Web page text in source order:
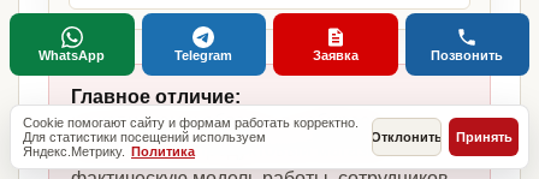
Главное отличие:
не копируем шаблоны, а собираем
комплект под продуктовый магазин,
Cookie помогают сайту и формам работать корректно.
Для статистики посещений используем
Яндекс.Метрику. Политика
Отклонить Принять
WhatsApp Telegram Заявка Позвонить